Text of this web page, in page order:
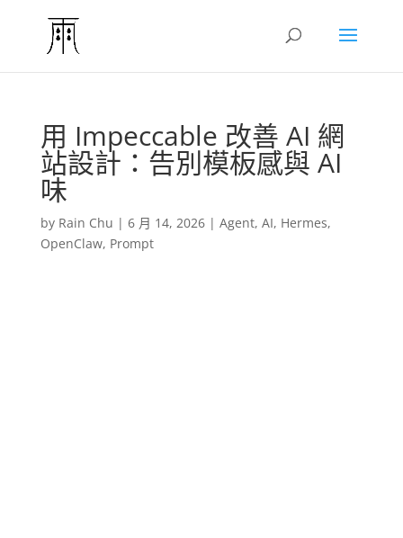
用 Impeccable 改善 AI 網
站設計：告別模板感與 AI
味
by Rain Chu | 6 月 14, 2026| Agent, AI, Hermes,
OpenClaw, Prompt